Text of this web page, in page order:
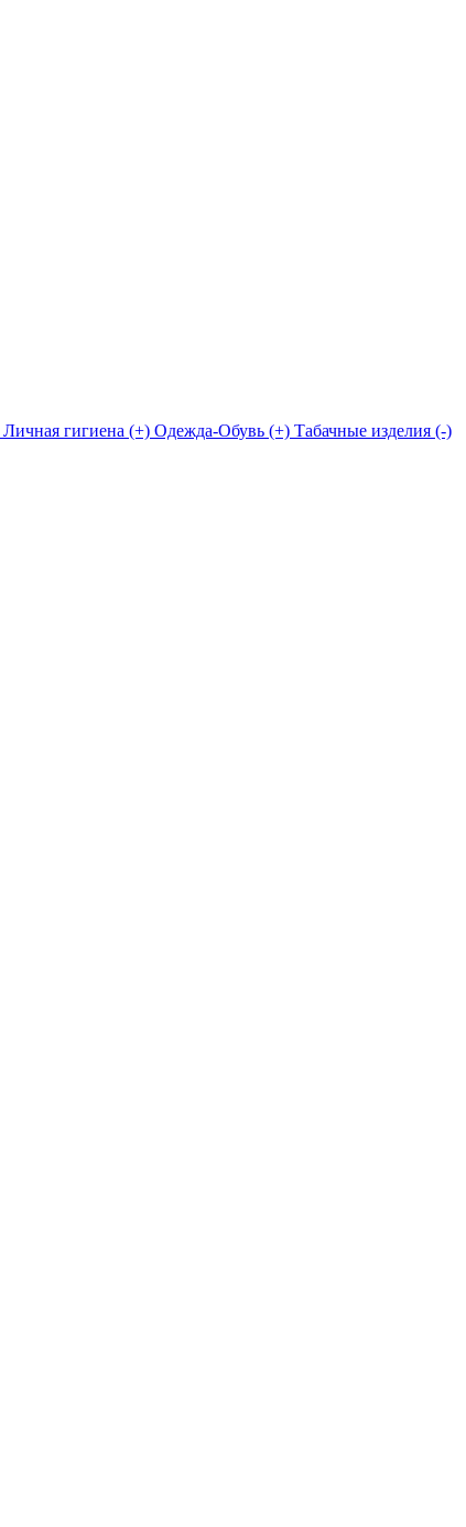
Личная гигиена (+) Одежда-Обувь (+) Табачные изделия (-)